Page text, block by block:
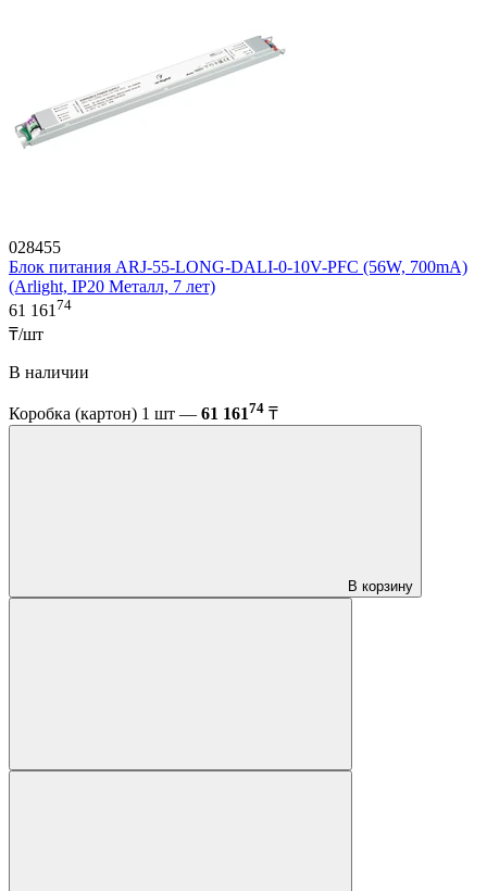
028455
Блок питания ARJ-55-LONG-DALI-0-10V-PFC (56W, 700mA)
(Arlight, IP20 Металл, 7 лет)
61 16174
₸/шт
В наличии
Коробка (картон) 1 шт — 61 16174 ₸
В корзину